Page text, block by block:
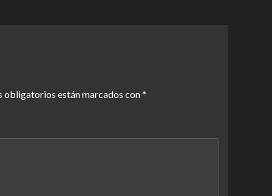
obligatorios están marcados con*